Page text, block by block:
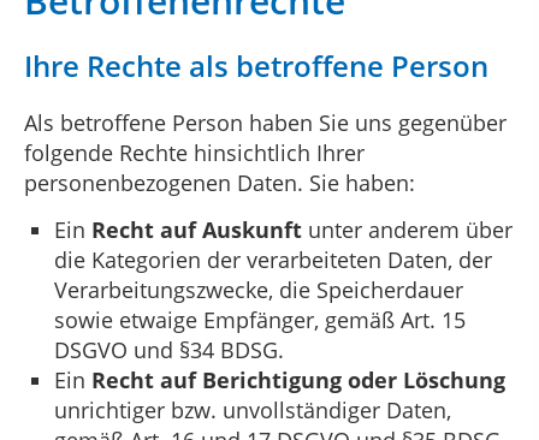
Ihre Rechte als betroffene Person
Als betroffene Person haben Sie uns gegenüber
folgende Rechte hinsichtlich Ihrer
personenbezogenen Daten. Sie haben:
Ein Recht auf Auskunft unter anderem über
die Kategorien der verarbeiteten Daten, der
Verarbeitungszwecke, die Speicherdauer
sowie etwaige Empfänger, gemäß Art. 15
DSGVO und §34 BDSG.
Ein Recht auf Berichtigung oder Löschung
unrichtiger bzw. unvollständiger Daten,